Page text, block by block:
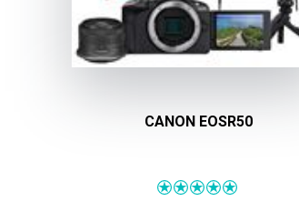
CANON EOSR50